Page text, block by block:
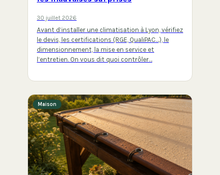
30 juillet 2026
Avant d’installer une climatisation à Lyon, vérifiez
le devis, les certifications (RGE, QualiPAC…), le
dimensionnement, la mise en service et
l’entretien. On vous dit quoi contrôler…
Maison